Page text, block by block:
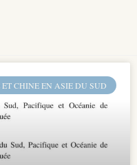
CHINE EN ASIE DU SUD